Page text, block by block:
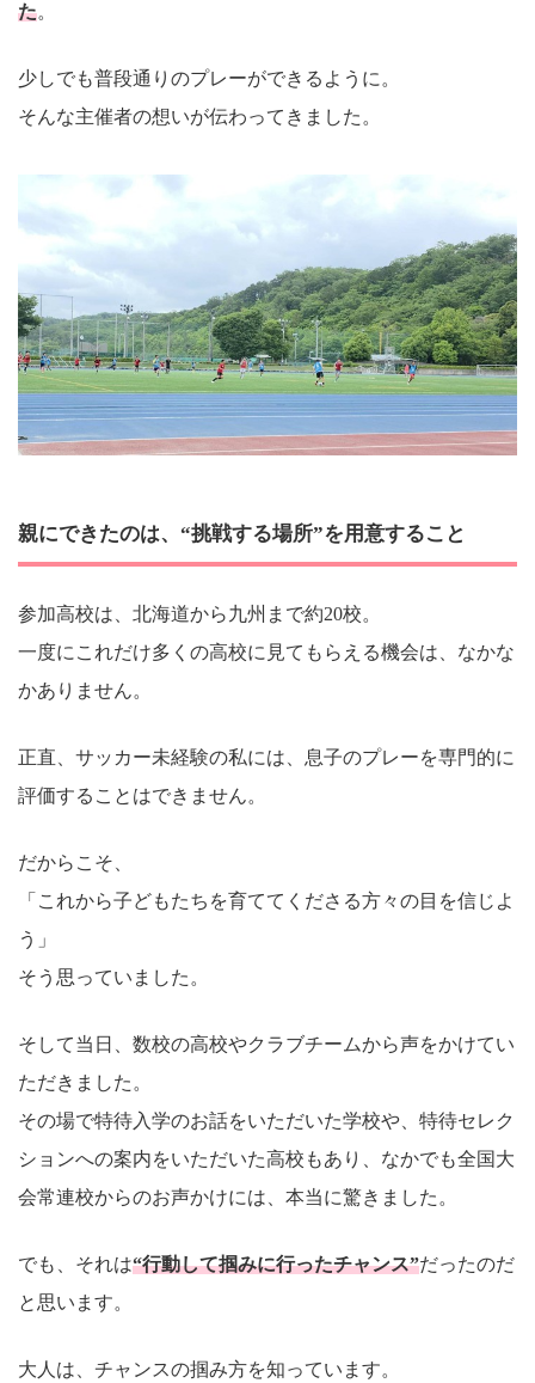
た。
少しでも普段通りのプレーができるように。
そんな主催者の想いが伝わってきました。
親にできたのは、“挑戦する場所”を用意すること
参加高校は、北海道から九州まで約20校。
一度にこれだけ多くの高校に見てもらえる機会は、なかな
かありません。
正直、サッカー未経験の私には、息子のプレーを専門的に
評価することはできません。
だからこそ、
「これから子どもたちを育ててくださる方々の目を信じよ
う」
そう思っていました。
そして当日、数校の高校やクラブチームから声をかけてい
ただきました。
その場で特待入学のお話をいただいた学校や、特待セレク
ションへの案内をいただいた高校もあり、なかでも全国大
会常連校からのお声かけには、本当に驚きました。
でも、それは“行動して掴みに行ったチャンス”だったのだ
と思います。
大人は、チャンスの掴み方を知っています。